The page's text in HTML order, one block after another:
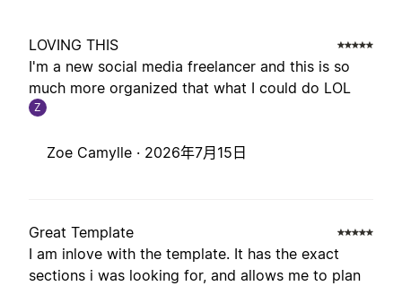
LOVING THIS
I'm a new social media freelancer and this is so
much more organized that what I could do LOL
Z
Zoe Camylle · 2026年7月15日
Great Template
I am inlove with the template. It has the exact
sections i was looking for, and allows me to plan